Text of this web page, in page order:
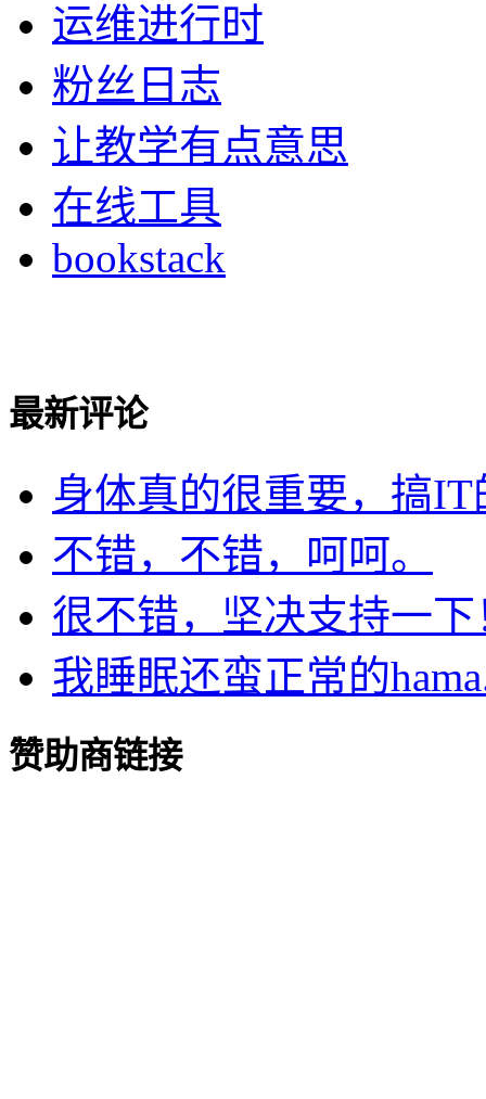
运维进行时
粉丝日志
让教学有点意思
在线工具
bookstack
最新评论
身体真的很重要，搞IT
不错，不错，呵呵。
很不错，坚决支持一下
我睡眠还蛮正常的
赞助商链接